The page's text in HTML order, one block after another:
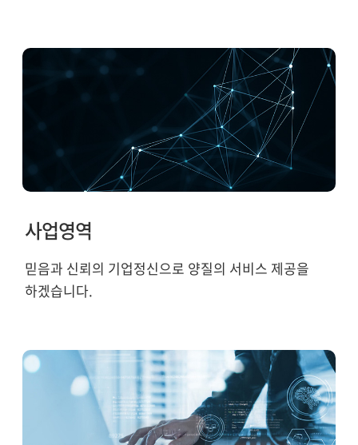
사업영역
믿음과 신뢰의 기업정신으로 양질의 서비스 제공을
하겠습니다.